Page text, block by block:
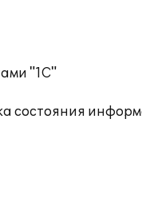
"1С"
состояния